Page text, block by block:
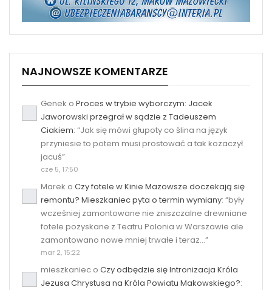
NAJNOWSZE KOMENTARZE
Genek o Proces w trybie wyborczym: Jacek
Jaworowski przegrał w sądzie z Tadeuszem
Ciakiem: “Jak się mówi głupoty co ślina na język
przyniesie to potem musi prostować a tak kozaczył
jacuś”
cze 5, 17:50
Marek o Czy fotele w Kinie Mazowsze doczekają się
remontu? Mieszkaniec pyta o termin wymiany: “były
wcześniej zamontowane nie zniszczalne drewniane
fotele pozyskane z Teatru Polonia w Warszawie ale
zamontowano nowe mniej trwałe i teraz…”
mar 2, 15:22
mieszkaniec o Czy odbędzie się Intronizacja Króla
Jezusa Chrystusa na Króla Powiatu Makowskiego?: